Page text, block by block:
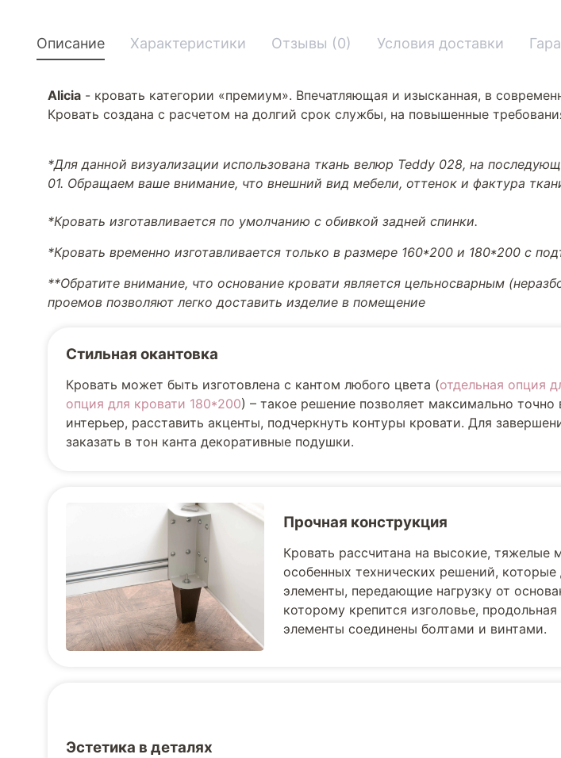
Описание Характеристики Отзывы (0) Условия доставки
Alicia - кровать категории «премиум». Впечатляющая и изысканная, в
Кровать создана с расчетом на долгий срок службы, на повышенные
*Для данной визуализации использована ткань велюр Teddy 028, на
01. Обращаем ваше внимание, что внешний вид мебели, оттенок и фактура
*Кровать изготавливается по умолчанию с обивкой задней спинки.
*Кровать временно изготавливается только в размере 160*200 и 180*200 с
**Обратите внимание, что основание кровати является цельносварным
проемов позволяют легко доставить изделие в помещение
Стильная окантовка
Кровать может быть изготовлена с кантом любого цвета (отдельная опция
опция для кровати 180*200) – такое решение позволяет максимально
интерьер, расставить акценты, подчеркнуть контуры кровати. Для
заказать в тон канта декоративные подушки.
Прочная конструкция
Кровать рассчитана на высокие, тяжелые
особенных технических решений,
элементы, передающие нагрузку от
которому крепится изголовье,
элементы соединены болтами и винтами.
Эстетика в деталях